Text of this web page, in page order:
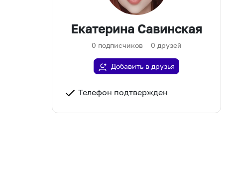
Екатерина Савинская
0 подписчиков 0 друзей
Добавить в друзья
Телефон подтвержден